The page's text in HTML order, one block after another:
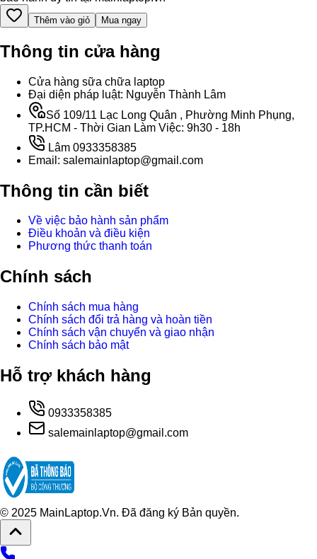
Thêm vào giỏ Mua ngay
Thông tin cửa hàng
Cửa hàng sữa chữa laptop
Đại diện pháp luật: Nguyễn Thành Lâm
Số 109/11 Lạc Long Quân , Phường Minh Phụng,
TP.HCM - Thời Gian Làm Việc: 9h30 - 18h
Lâm 0933358385
Email: salemainlaptop@gmail.com
Thông tin cần biết
Về việc bảo hành sản phẩm
Điều khoản và điều kiện
Phương thức thanh toán
Chính sách
Chính sách mua hàng
Chính sách đổi trả hàng và hoàn tiền
Chính sách vận chuyển và giao nhận
Chính sách bảo mật
Hỗ trợ khách hàng
0933358385
salemainlaptop@gmail.com
© 2025 MainLaptop.Vn. Đã đăng ký Bản quyền.